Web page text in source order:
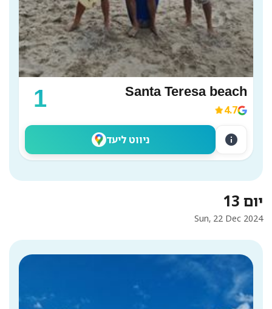
1 Santa Teresa beach
4.7
ניווט ליעד info
יום 13
Sun, 22 Dec 2024